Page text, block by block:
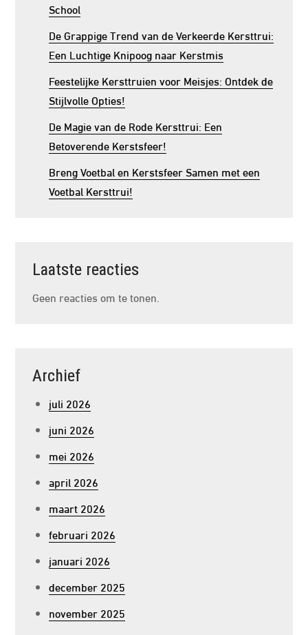
School
De Grappige Trend van de Verkeerde Kersttrui:
Een Luchtige Knipoog naar Kerstmis
Feestelijke Kersttruien voor Meisjes: Ontdek de
Stijlvolle Opties!
De Magie van de Rode Kersttrui: Een
Betoverende Kerstsfeer!
Breng Voetbal en Kerstsfeer Samen met een
Voetbal Kersttrui!
Laatste reacties
Geen reacties om te tonen.
Archief
juli 2026
juni 2026
mei 2026
april 2026
maart 2026
februari 2026
januari 2026
december 2025
november 2025